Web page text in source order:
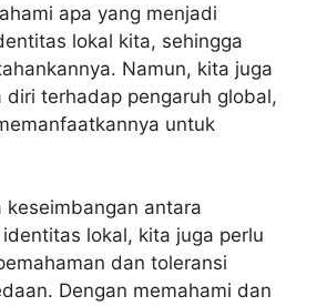
apa yang menjadi
lokal kita, sehingga
Namun, kita juga
diri terhadap pengaruh global,
untuk
keseimbangan antara
lokal, kita juga perlu
dan toleransi
Dengan memahami dan